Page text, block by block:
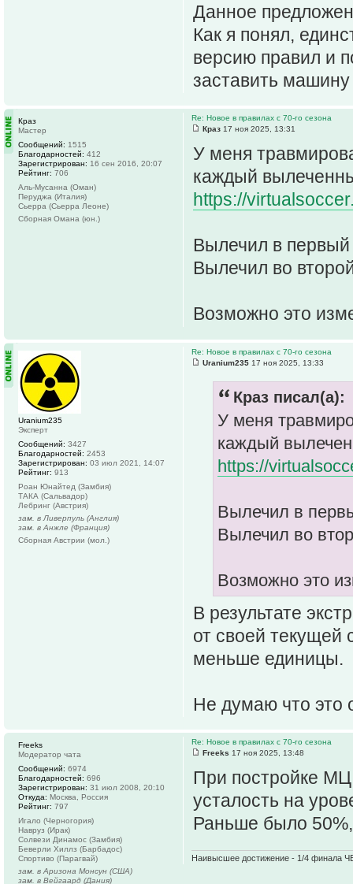
Данное
Как я понял,
версию правил и
заставить
Re: Новое в правилах с 70-го сезона
Краз 17 ноя 2025, 13:31
У меня
каждый
https://
Вылечил в
Вылечил во
Возможно это
Краз
Мастер
Сообщений: 1515
Благодарностей: 412
Зарегистрирован: 16 сен 2016, 20:07
Рейтинг: 706
Аль-Мусанна (Оман)
Перуджа (Италия)
Сьерра (Сьерра Леоне)
Сборная Омана (юн.)
Re: Новое в правилах с 70-го сезона
Uranium235 17 ноя 2025, 13:33
Краз писал(а):
У меня
каждый
https://
Вылечил в
Вылечил во
Возможно это
В результате
от своей текущей
меньше единицы.
Не думаю что это
Uranium235
Эксперт
Сообщений: 3427
Благодарностей: 2453
Зарегистрирован: 03 июл 2021, 14:07
Рейтинг: 913
Роан Юнайтед (Замбия)
ТАКА (Сальвадор)
Лебринг (Австрия)
зам. в Ливерпуль (Англия)
зам. в Анжле (Франция)
Сборная Австрии (мол.)
Re: Новое в правилах с 70-го сезона
Freeks 17 ноя 2025, 13:48
При постройке МЦ
усталость на
Раньше было
Наивысшее достижение - 1/4 финала
Freeks
Модератор чата
Сообщений: 6974
Благодарностей: 696
Зарегистрирован: 31 июл 2008, 20:10
Откуда: Москва, Россия
Рейтинг: 797
Игало (Черногория)
Навруз (Ирак)
Солвези Динамос (Замбия)
Беверли Хиллз (Барбадос)
Спортиво (Парагвай)
зам. в Аризона Монсун (США)
зам. в Вейгаард (Дания)